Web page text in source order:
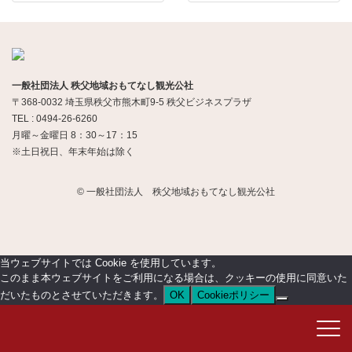
一般社団法人 秩父地域おもてなし観光公社
〒368-0032 埼玉県秩父市熊木町9-5 秩父ビジネスプラザ
TEL : 0494-26-6260
月曜～金曜日 8：30～17：15
※土日祝日、年末年始は除く
© 一般社団法人 秩父地域おもてなし観光公社
当ウェブサイトでは Cookie を使用しています。
このまま本ウェブサイトをご利用になる場合は、クッキーの使用に同意いた
だいたものとさせていただきます。
OK Cookieポリシー